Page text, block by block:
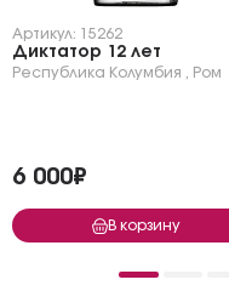
Артикул: 15262
Диктатор 12 лет
Республика Колумбия Ром
6 000₽
В корзину